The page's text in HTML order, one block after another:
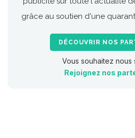
grâce au soutien d'une
DÉCOUVRIR NOS
Vous souhaitez nous
Rejoignez nos